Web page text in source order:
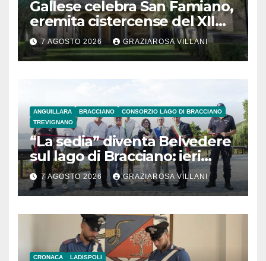
Gallese celebra San Famiano,
eremita cistercense del XII
secolo
7 AGOSTO 2026 GRAZIAROSA VILLANI
ANGUILLARA BRACCIANO
CONSORZIO LAGO DI BRACCIANO
TREVIGNANO
“La sedia” diventa Belvedere
sul lago di Bracciano: ieri
l’inaugurazione
7 AGOSTO 2026 GRAZIAROSA VILLANI
CRONACA LADISPOLI